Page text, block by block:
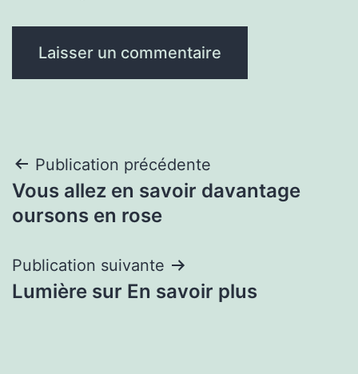
Navigation
de
Publication précédente
Vous allez en savoir davantage
oursons en rose
Publication suivante
Lumière sur En savoir plus